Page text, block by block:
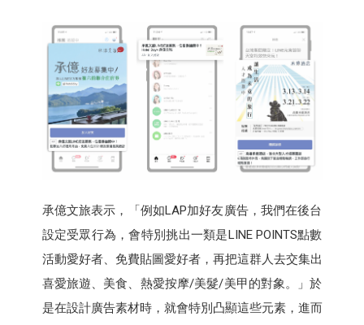
承億文旅表示，「例如LAP加好友廣告，我們在後台
設定受眾行為，會特別挑出一類是LINE POINTS點數
活動愛好者、免費貼圖愛好者，再把這群人去交集出
喜愛旅遊、美食、熱愛按摩/美髮/美甲的對象。」於
是在設計廣告素材時，就會特別凸顯這些元素，進而